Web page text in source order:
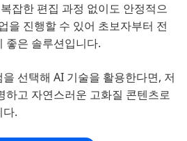
잡한 편집 과정 없이도 안정적으
을 진행할 수 있어 초보자부터 전
좋은 솔루션입니다.
선택해 AI 기술을 활용한다면, 저
하고 자연스러운 고화질 콘텐츠로
다.